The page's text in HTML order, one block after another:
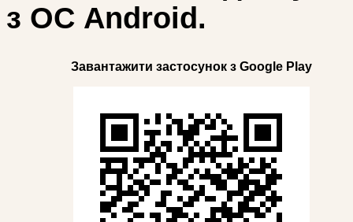
з ОС Android.
Завантажити застосунок з Google Play